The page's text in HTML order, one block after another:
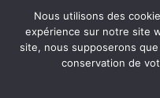
Copyright © 2026 | Thème
Nous utilisons des
expérience sur notre site
site, nous supposerons
conservation de